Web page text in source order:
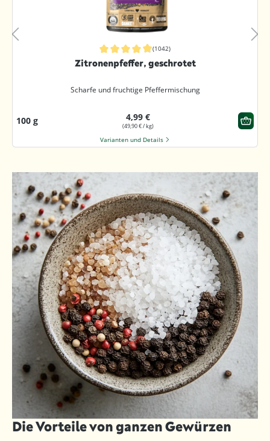
Durchschnittliche Bewertung von 4.9 von 5 Sternen
(1042)
Zitronenpfeffer, geschrotet
Scharfe und fruchtige Pfeffermischung
100 g 4,99 €
(49,90 € / kg)
Varianten und Details
Die Vorteile von ganzen Gewürzen